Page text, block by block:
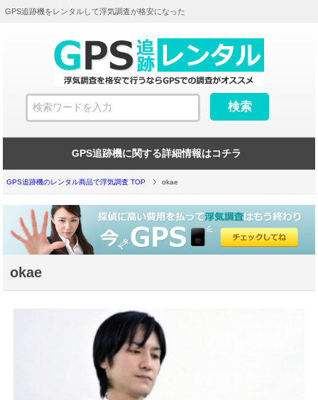
GPS追跡機をレンタルして浮気調査が格安になった
GPS追跡機に関する詳細情報はコチラ
GPS追跡機のレンタル商品で浮気調査 TOP okae
okae